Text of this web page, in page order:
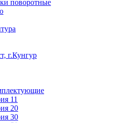
поворотные
г.Кунгур
11
20
30